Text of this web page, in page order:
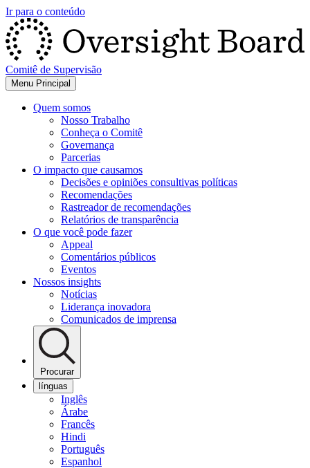
Ir para o conteúdo
Comitê de Supervisão
Menu Principal
Quem somos
Nosso Trabalho
Conheça o Comitê
Governança
Parcerias
O impacto que causamos
Decisões e opiniões consultivas políticas
Recomendações
Rastreador de recomendações
Relatórios de transparência
O que você pode fazer
Appeal
Comentários públicos
Eventos
Nossos insights
Notícias
Liderança inovadora
Comunicados de imprensa
Procurar
línguas
Inglês
Árabe
Francês
Hindi
Português
Espanhol